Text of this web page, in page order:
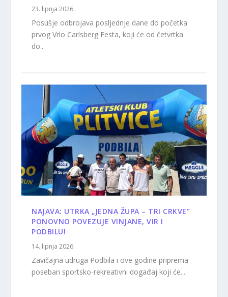
23. lipnja 2026.
Posušje odbrojava posljednje dane do početka
prvog Vrlo Carlsberg Festa, koji će od četvrtka
do...
NAJAVA: UTRKA „JEDNA ŽUPA – TRI CRKVE“
PONOVNO POVEZUJE VINJANE, VIR I
PODBILU!
14. lipnja 2026.
Zavičajna udruga Podbila i ove godine priprema
poseban sportsko-rekreativni događaj koji će...